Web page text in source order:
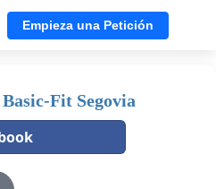
Empieza una Petición
Fit Segovia